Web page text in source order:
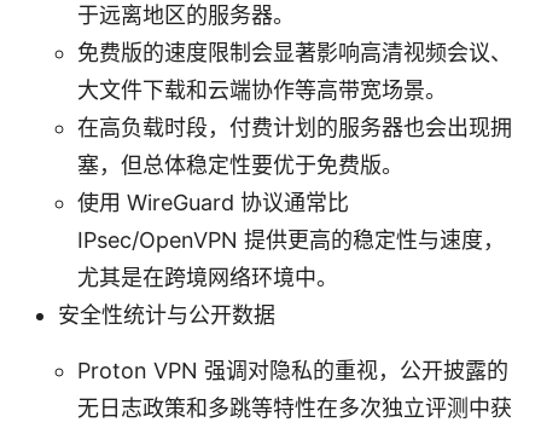
于远离地区的服务器。
免费版的速度限制会显著影响高清视频会议、
大文件下载和云端协作等高带宽场景。
在高负载时段，付费计划的服务器也会出现拥
塞，但总体稳定性要优于免费版。
使用 WireGuard 协议通常比
IPsec/OpenVPN 提供更高的稳定性与速度，
尤其是在跨境网络环境中。
安全性统计与公开数据
Proton VPN 强调对隐私的重视，公开披露的
无日志政策和多跳等特性在多次独立评测中获